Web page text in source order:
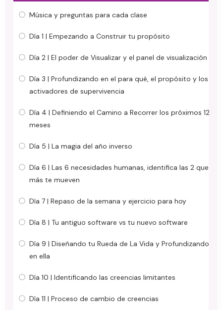
Música y preguntas para cada clase
Día 1 | Empezando a Construir tu propósito
Día 2 | El poder de Visualizar y el panel de visualización
Día 3 | Profundizando en el para qué, el propósito y los
activadores de supervivencia
Día 4 | Definiendo el Camino a Recorrer los próximos 12
meses
Día 5 | La magia del año inverso
Día 6 | Las 6 necesidades humanas, identifica las 2 que
más te mueven
Día 7 | Repaso de la semana y ejercicio para hoy
Día 8 | Tu antiguo software vs tu nuevo software
Día 9 | Diseñando tu Rueda de La Vida y Profundizando
en ella
Día 10 | Identificando las creencias limitantes
Día 11 | Proceso de cambio de creencias